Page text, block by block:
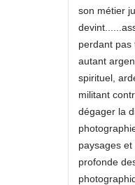
son métier
perdant pas
autant
spirituel,
militant
dégager la
paysages
profonde